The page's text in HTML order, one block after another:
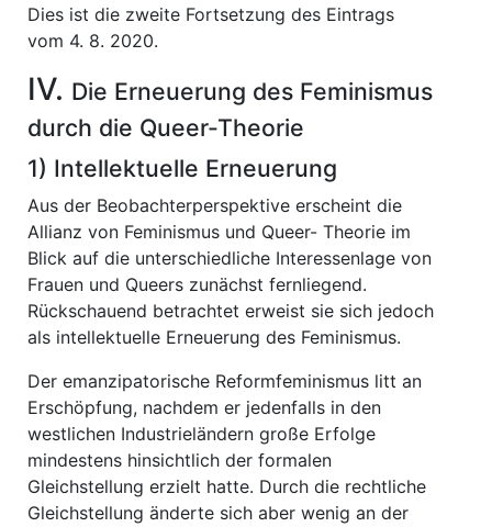
Dies ist die zweite Fortsetzung des Eintrags
vom 4. 8. 2020.
IV. Die Erneuerung des Feminismus
durch die Queer-Theorie
1) Intellektuelle Erneuerung
Aus der Beobachterperspektive erscheint die
Allianz von Feminismus und Queer- Theorie im
Blick auf die unterschiedliche Interessenlage von
Frauen und Queers zunächst fernliegend.
Rückschauend betrachtet erweist sie sich jedoch
als intellektuelle Erneuerung des Feminismus.
Der emanzipatorische Reformfeminismus litt an
Erschöpfung, nachdem er jedenfalls in den
westlichen Industrieländern große Erfolge
mindestens hinsichtlich der formalen
Gleichstellung erzielt hatte. Durch die rechtliche
Gleichstellung änderte sich aber wenig an der